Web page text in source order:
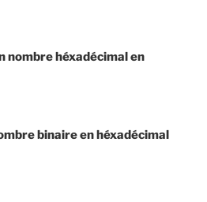
nombre héxadécimal en
binaire en héxadécimal